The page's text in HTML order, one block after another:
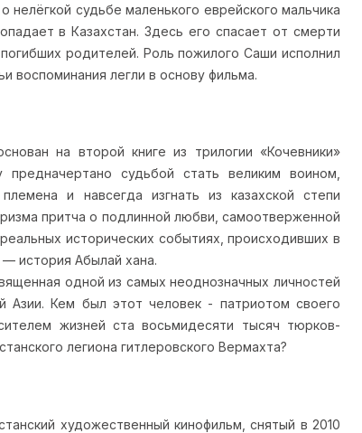
нелёгкой судьбе маленького еврейского мальчика
в Казахстан. Здесь его спасает от смерти
родителей. Роль пожилого Саши исполнил
воспоминания легли в основу фильма.
на второй книге из трилогии «Кочевники»
судьбой стать великим воином,
и навсегда изгнать из казахской степи
притча о подлинной любви, самоотверженной
исторических событиях, происходивших в
— история Абылай хана.
одной из самых неоднозначных личностей
Азии. Кем был этот человек - патриотом своего
жизней ста восьмидесяти тысяч тюрков-
легиона гитлеровского Вермахта?
художественный кинофильм, снятый в 2010